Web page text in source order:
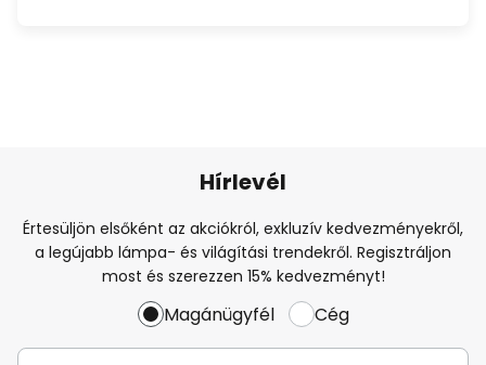
Hírlevél
Értesüljön elsőként az akciókról, exkluzív kedvezményekről,
a legújabb lámpa- és világítási trendekről. Regisztráljon
most és szerezzen 15% kedvezményt!
Magánügyfél Cég